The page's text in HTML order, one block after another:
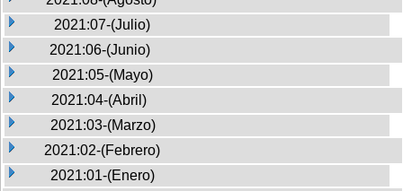
2021:07-(Julio)
2021:06-(Junio)
2021:05-(Mayo)
2021:04-(Abril)
2021:03-(Marzo)
2021:02-(Febrero)
2021:01-(Enero)